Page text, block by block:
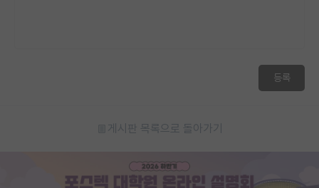
등록
게시판 목록으로 돌아가기